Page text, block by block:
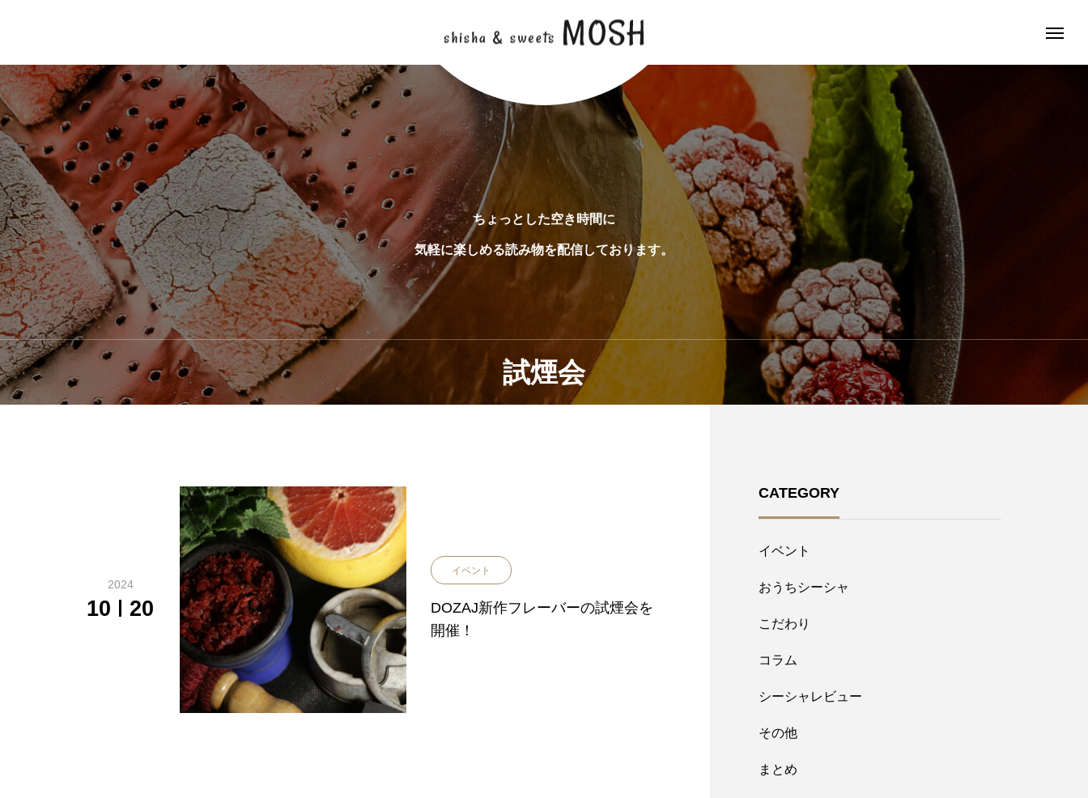
ちょっとした空き時間に
気軽に楽しめる読み物を配信しております。
試煙会
2024
10 20
イベント
DOZAJ新作フレーバーの試煙会を
開催！
CATEGORY
イベント
おうちシーシャ
こだわり
コラム
シーシャレビュー
その他
まとめ